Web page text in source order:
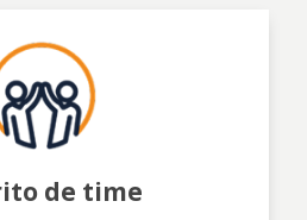
de time